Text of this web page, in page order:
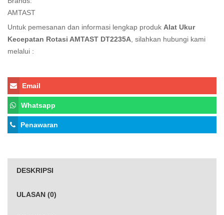
AMTAST
Untuk pemesanan dan informasi lengkap produk Alat Ukur
Kecepatan Rotasi AMTAST DT2235A , silahkan hubungi kami
melalui :
Email
Whatsapp
Penawaran
DESKRIPSI
ULASAN (0)